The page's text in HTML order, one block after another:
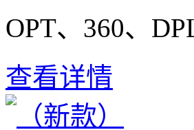
OPT、360、
查看详情